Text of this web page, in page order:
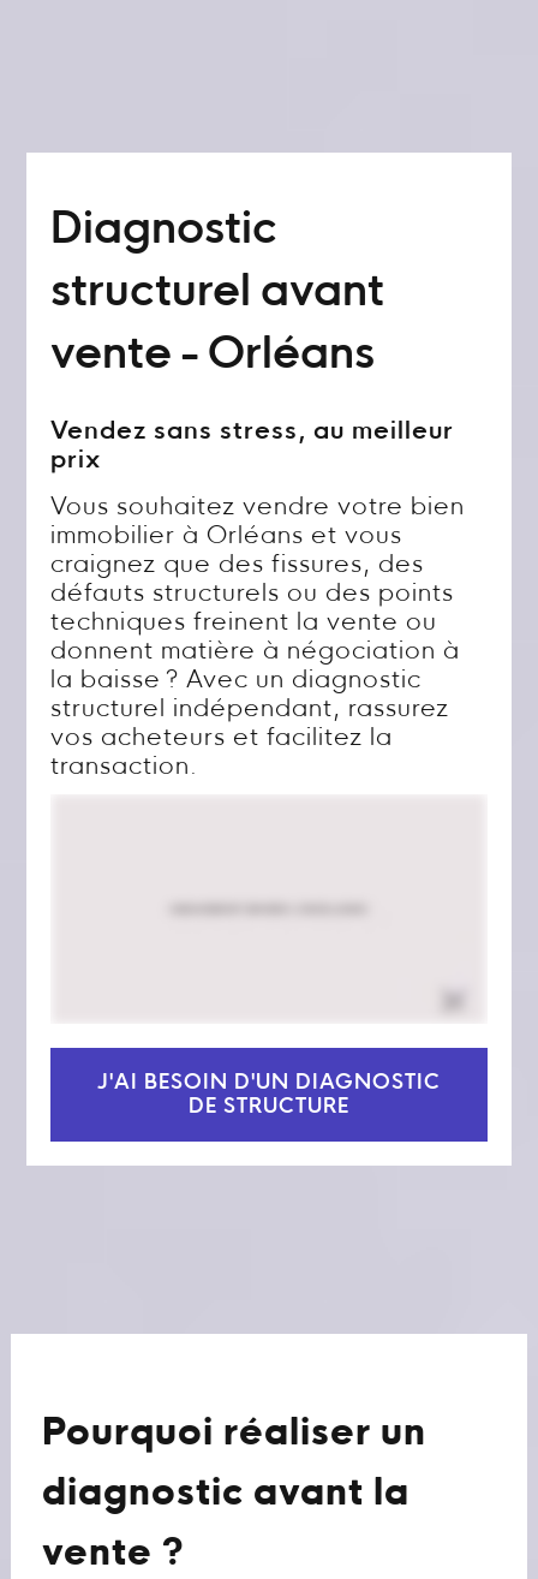
Diagnostic
structurel avant
vente - Orléans
Vendez sans stress, au meilleur
prix
Vous souhaitez vendre votre bien
immobilier à Orléans et vous
craignez que des fissures, des
défauts structurels ou des points
techniques freinent la vente ou
donnent matière à négociation à
la baisse ? Avec un diagnostic
structurel indépendant, rassurez
vos acheteurs et facilitez la
transaction.
J'AI BESOIN D'UN DIAGNOSTIC
DE STRUCTURE
Pourquoi réaliser un
diagnostic avant la
vente ?